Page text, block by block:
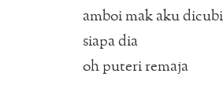
amboi mak aku
siapa dia
oh puteri remaja